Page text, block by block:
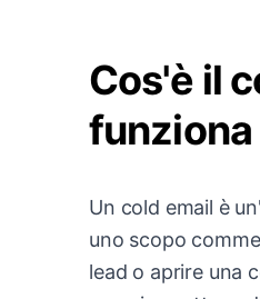
Cos'è il
Un cold email è
uno scopo
lead o aprire una